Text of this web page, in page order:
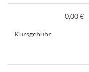
Kursgebühr
0,00 €